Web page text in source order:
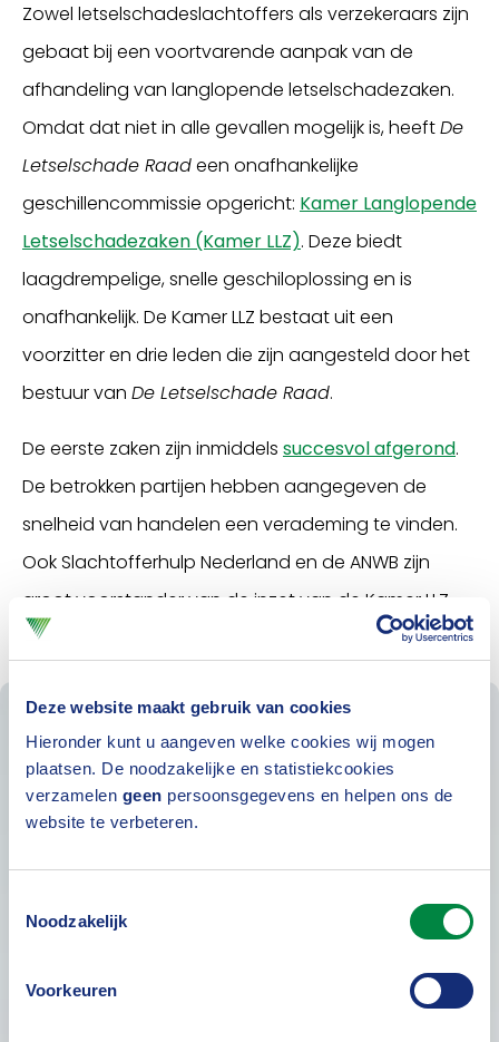
Deze website maakt gebruik van cookies
Hieronder kunt u aangeven welke cookies wij mogen
plaatsen. De noodzakelijke en statistiekcookies
verzamelen geen persoonsgegevens en helpen ons de
website te verbeteren.
Noodzakelijk
Voorkeuren
Zowel letselschadeslachtoffers als verzekeraars zijn
gebaat bij een voortvarende aanpak van de
afhandeling van langlopende letselschadezaken.
Omdat dat niet in alle gevallen mogelijk is, heeftDe
Letselschade Raadeen onafhankelijke
geschillencommissie opgericht: Kamer Langlopende
Letselschadezaken (Kamer LLZ). Deze biedt
laagdrempelige, snelle geschiloplossing en is
onafhankelijk. De Kamer LLZ bestaat uit een
voorzitter en drie leden die zijn aangesteld door het
bestuur van De Letselschade Raad.
De eerste zaken zijn inmiddels succesvol afgerond.
De betrokken partijen hebben aangegeven de
snelheid van handelen een verademing te vinden.
Ook Slachtofferhulp Nederland en de ANWB zijn
groot voorstander van de inzet van de Kamer LLZ.
Regulering
belangenbehartigers
& Keurmerk
Letselschade